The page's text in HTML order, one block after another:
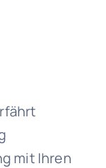
mit Ihren